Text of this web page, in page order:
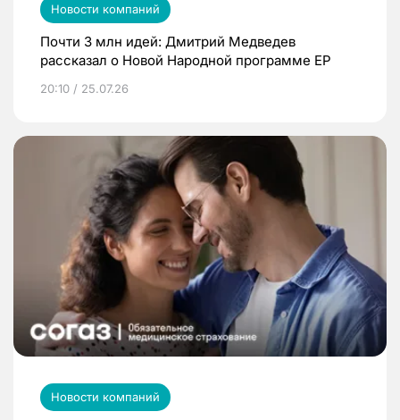
Новости компаний
Почти 3 млн идей: Дмитрий Медведев
рассказал о Новой Народной программе ЕР
20:10 / 25.07.26
Новости компаний